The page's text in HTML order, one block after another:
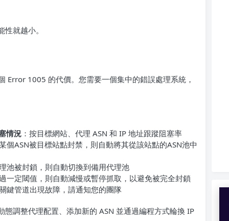
就越小。
Error 1005 的代價。您需要一個集中的錯誤處理系統，
情況 ：按目標網站、代理 ASN 和 IP 地址跟蹤阻塞率
個ASN被目標站點封禁，則自動將其從該站點的ASN池中
池被封鎖，則自動切換到備用代理池
一定閾值，則自動減慢或暫停抓取，以避免被完全封鎖
鍵管道出現故障，請通知您的團隊
調整代理配置、添加新的 ASN 並通過編程方式輪換 IP